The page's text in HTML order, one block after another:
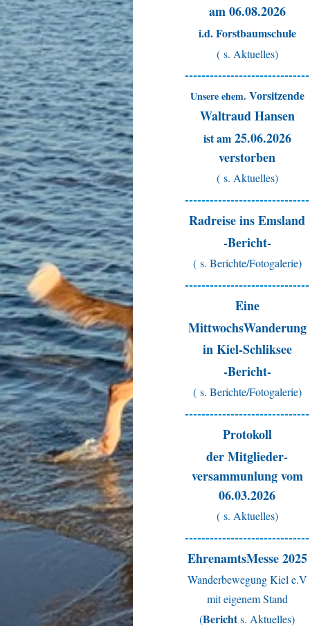
am 06.08.2026
i.d. Forstbaumschule
( s. Aktuelles)
------------------------------
Unsere ehem. Vorsitzende
Waltraud Hansen
ist am25.06.2026
verstorben
( s. Aktuelles)
------------------------------
Radreise ins Emsland
-Bericht-
( s. Berichte/Fotogalerie)
------------------------------
Eine
MittwochsWanderung
in Kiel-Schliksee
-Bericht-
( s. Berichte/Fotogalerie)
------------------------------
Protokoll
der Mitglieder-
versammunlung vom
06.03.2026
( s. Aktuelles)
------------------------------
EhrenamtsMesse 2025
Wanderbewegung Kiel e.V
mit eigenem Stand
(Berichts. Aktuelles)